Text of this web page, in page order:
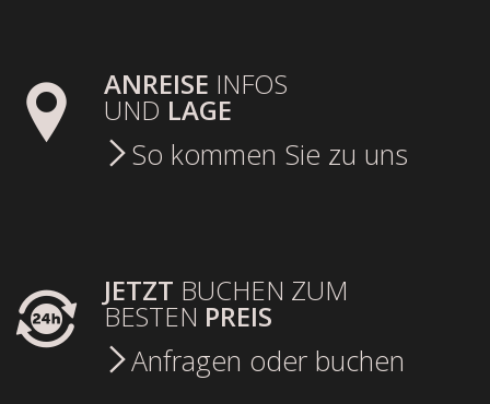
ANREISE INFOS
UND LAGE
So kommen Sie zu uns
JETZT BUCHEN ZUM
BESTEN PREIS
Anfragen oder buchen